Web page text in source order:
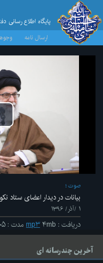
پایگاه اطلاع رسانی
ارسال نامه
صوت
بیانات در دیدار اعضای
۱ /آذر/ ۱۳۹۶
دریافت : mp۳ ۴mb مدت :
آخرین چندرسانه ای